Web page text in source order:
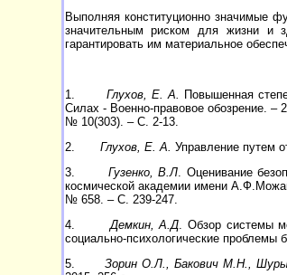
Выполняя конституционно значимые
значительным риском для жизни и
гарантировать им материальное
1. Глухов, Е. А. Повышенная
Силах - Военно-правовое обозрение. –
№ 10(303). – С. 2-13.
2. Глухов, Е. А. Управление путем
3. Гузенко, В.Л. Оценивание
космической академии имени
№ 658. – С. 239-247.
4.Демкин, А.Д. Обзор системы
социально-психологические
5.Зорин О.Л., Бакович М.Н.,